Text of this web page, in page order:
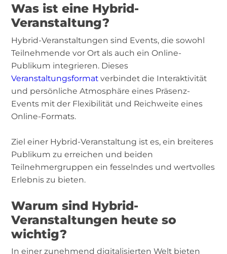
Was ist eine Hybrid-
Veranstaltung?
Hybrid-Veranstaltungen sind Events, die sowohl
Teilnehmende vor Ort als auch ein Online-
Publikum integrieren. Dieses
Veranstaltungsformat verbindet die Interaktivität
und persönliche Atmosphäre eines Präsenz-
Events mit der Flexibilität und Reichweite eines
Online-Formats.
Ziel einer Hybrid-Veranstaltung ist es, ein breiteres
Publikum zu erreichen und beiden
Teilnehmergruppen ein fesselndes und wertvolles
Erlebnis zu bieten.
Warum sind Hybrid-
Veranstaltungen heute so
wichtig?
In einer zunehmend digitalisierten Welt bieten